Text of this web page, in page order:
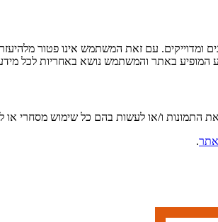
ומדוייקים. עם זאת המשתמש אינו פטור
המופיע באתר והמשתמש נושא באחריות לכל
התמונות ו/או לעשות בהם כל שימוש
.